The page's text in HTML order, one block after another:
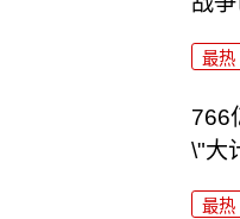
最热
766
\"大
最热